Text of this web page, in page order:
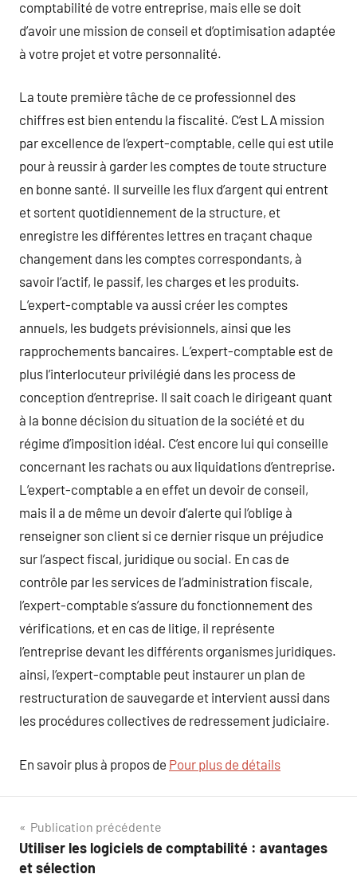
comptabilité de votre entreprise, mais elle se doit
d’avoir une mission de conseil et d’optimisation adaptée
à votre projet et votre personnalité.
La toute première tâche de ce professionnel des
chiffres est bien entendu la fiscalité. C’est LA mission
par excellence de l’expert-comptable, celle qui est utile
pour à reussir à garder les comptes de toute structure
en bonne santé. Il surveille les flux d’argent qui entrent
et sortent quotidiennement de la structure, et
enregistre les différentes lettres en traçant chaque
changement dans les comptes correspondants, à
savoir l’actif, le passif, les charges et les produits.
L’expert-comptable va aussi créer les comptes
annuels, les budgets prévisionnels, ainsi que les
rapprochements bancaires. L’expert-comptable est de
plus l’interlocuteur privilégié dans les process de
conception d’entreprise. Il sait coach le dirigeant quant
à la bonne décision du situation de la société et du
régime d’imposition idéal. C’est encore lui qui conseille
concernant les rachats ou aux liquidations d’entreprise.
L’expert-comptable a en effet un devoir de conseil,
mais il a de même un devoir d’alerte qui l’oblige à
renseigner son client si ce dernier risque un préjudice
sur l’aspect fiscal, juridique ou social. En cas de
contrôle par les services de l’administration fiscale,
l’expert-comptable s’assure du fonctionnement des
vérifications, et en cas de litige, il représente
l’entreprise devant les différents organismes juridiques.
ainsi, l’expert-comptable peut instaurer un plan de
restructuration de sauvegarde et intervient aussi dans
les procédures collectives de redressement judiciaire.
En savoir plus à propos de Pour plus de détails
Navigation
de
Publication précédente
Utiliser les logiciels de comptabilité : avantages
et sélection